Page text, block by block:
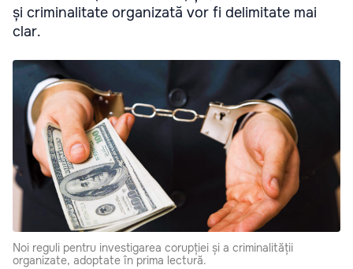
și criminalitate organizată vor fi delimitate mai
clar.
Noi reguli pentru investigarea corupției și a criminalității
organizate, adoptate în prima lectură.